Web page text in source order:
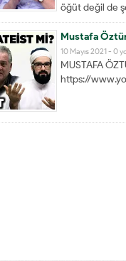
öğüt değil de
Mustafa
10 Mayıs 2021 - 0
MUSTAFA
https://